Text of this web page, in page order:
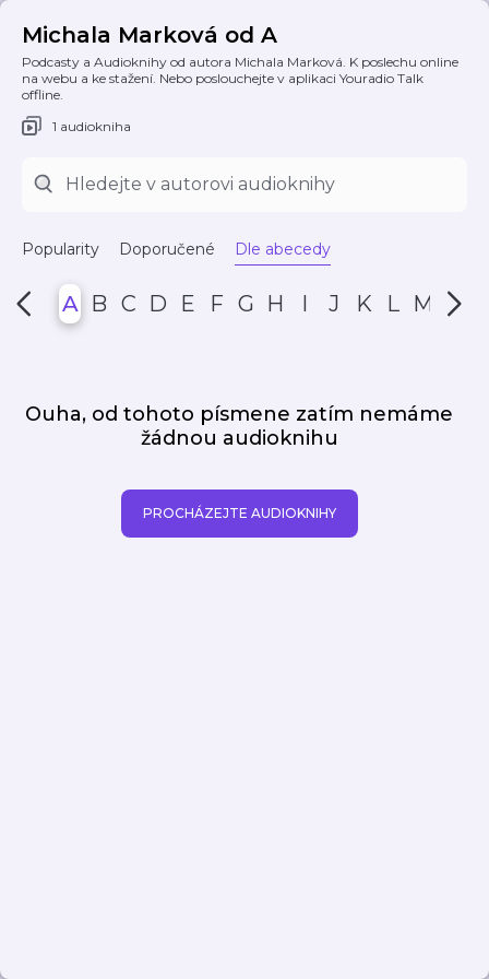
Michala Marková od A
Podcasty a Audioknihy od autora Michala Marková. K poslechu online
na webu a ke stažení. Nebo poslouchejte v aplikaci Youradio Talk
offline.
1 audiokniha
Popularity Doporučené Dle abecedy
A B C D E F G H I J K L M N
Ouha, od tohoto písmene zatím nemáme
žádnou audioknihu
PROCHÁZEJTE AUDIOKNIHY